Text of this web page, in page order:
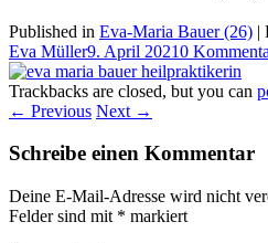
Published in Eva-Maria Bauer (26) |
Eva Müller9. April 20210
Trackbacks are closed, but you can
← Previous Next →
Schreibe einen Kommentar
Deine E-Mail-Adresse wird nicht
Felder sind mit * markiert